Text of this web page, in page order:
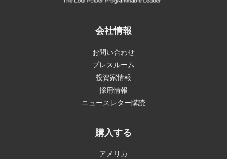
会社情報
お問い合わせ
プレスルーム
投資家情報
採用情報
ニュースレター購読
購入する
アメリカ